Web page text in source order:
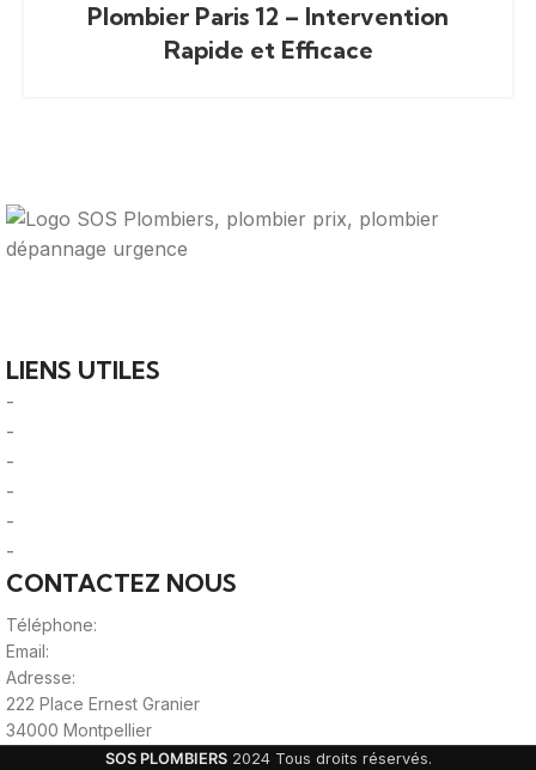
Plombier Paris 12 – Intervention
Rapide et Efficace
LIENS UTILES
-
-
-
-
-
-
CONTACTEZ NOUS
Téléphone:
Email:
Adresse:
222 Place Ernest Granier
34000 Montpellier
SOS PLOMBIERS 2024 Tous droits réservés.